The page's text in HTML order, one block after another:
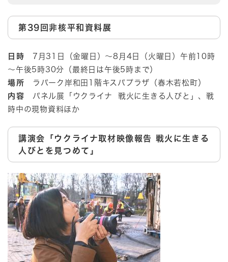
​第39回非核平和資料展
日時 7月31日（金曜日）～8月4日（火曜日）午前10時
～午後5時30分（最終日は午後5時まで）
場所 ラパーク岸和田1階キスパプラザ（春木若松町）
内容 パネル展「ウクライナ 戦火に生きる人びと」、戦
時中の現物資料ほか
講演会「ウクライナ取材映像報告 戦火に生きる
人びとを見つめて」